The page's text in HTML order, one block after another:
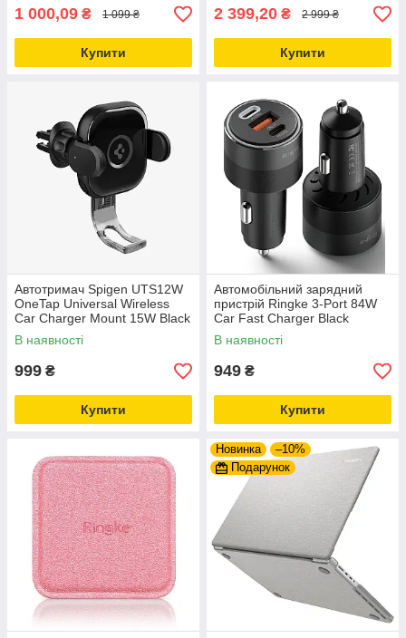
1 000,09 ₴ 1 099 ₴
Купити
2 399,20 ₴ 2 999 ₴
Купити
Автотримач Spigen UTS12W
OneTap Universal Wireless
Car Charger Mount 15W Black
(ACP01279)
В наявності
999 ₴
Купити
Автомобільний зарядний
пристрій Ringke 3-Port 84W
Car Fast Charger Black
(HG782S01RS)
В наявності
949 ₴
Купити
Новинка
–10%
Подарунок